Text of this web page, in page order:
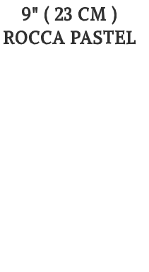
9" ( 23 CM )
ROCCA PASTEL